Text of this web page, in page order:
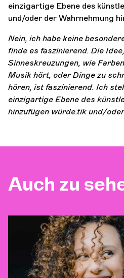
einzigartige Ebene des
und/oder der Wahrnehmung
Nein, ich habe keine
finde es faszinierend. Die
Sinneskreuzungen, wie
Musik hört, oder Dinge zu
hören, ist faszinierend. Ich
einzigartige Ebene des
hinzufügen würde.tik und/
Auch zu